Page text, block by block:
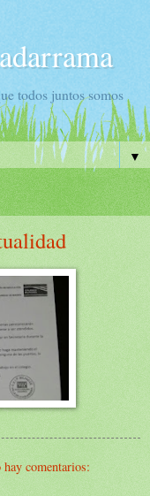
todos juntos somos
▼
hay comentarios: